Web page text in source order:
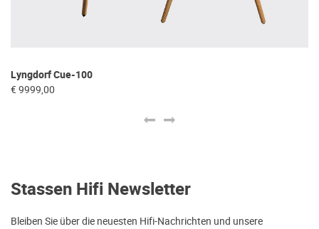
Lyngdorf Cue-100
€ 9999,00
Stassen Hifi Newsletter
Bleiben Sie über die neuesten Hifi-Nachrichten und unsere